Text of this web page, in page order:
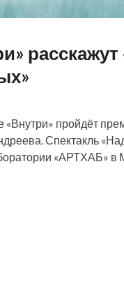
«Внутри» пройдёт
Спектакль
«АРТХАБ»